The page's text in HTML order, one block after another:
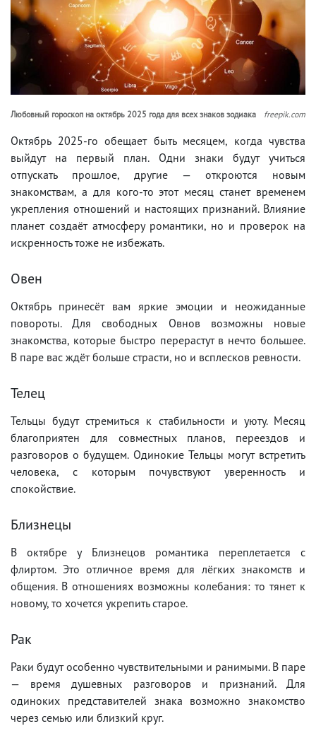
Любовный гороскоп на октябрь 2025 года для всех знаков зодиака freepik.com
Октябрь 2025-го обещает быть месяцем, когда чувства
выйдут на первый план. Одни знаки будут учиться
отпускать прошлое, другие — откроются новым
знакомствам, а для кого-то этот месяц станет временем
укрепления отношений и настоящих признаний. Влияние
планет создаёт атмосферу романтики, но и проверок на
искренность тоже не избежать.
Овен
Октябрь принесёт вам яркие эмоции и неожиданные
повороты. Для свободных Овнов возможны новые
знакомства, которые быстро перерастут в нечто большее.
В паре вас ждёт больше страсти, но и всплесков ревности.
Телец
Тельцы будут стремиться к стабильности и уюту. Месяц
благоприятен для совместных планов, переездов и
разговоров о будущем. Одинокие Тельцы могут встретить
человека, с которым почувствуют уверенность и
спокойствие.
Близнецы
В октябре у Близнецов романтика переплетается с
флиртом. Это отличное время для лёгких знакомств и
общения. В отношениях возможны колебания: то тянет к
новому, то хочется укрепить старое.
Рак
Раки будут особенно чувствительными и ранимыми. В паре
— время душевных разговоров и признаний. Для
одиноких представителей знака возможно знакомство
через семью или близкий круг.